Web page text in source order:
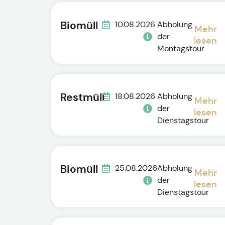
Biomüll 10.08.2026 Abholung
der
Montagstour
Mehr
lesen
Restmüll 18.08.2026 Abholung
der
Dienstagstour
Mehr
lesen
Biomüll 25.08.2026Abholung
der
Dienstagstour
Mehr
lesen